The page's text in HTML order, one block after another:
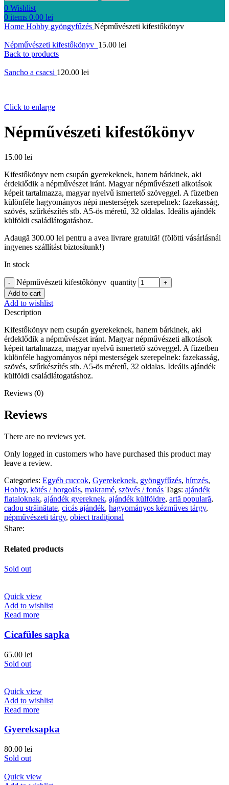
0 Wishlist
0 items 0.00 lei
Home Hobby gyöngyfűzés Népművészeti kifestőkönyv
Népművészeti kifestőkönyv 15.00 lei
Back to products
Sancho a csacsi 120.00 lei
Click to enlarge
Népművészeti kifestőkönyv
15.00 lei
Kifestőkönyv nem csupán gyerekeknek, hanem bárkinek, aki
érdeklődik a népművészet iránt. Magyar népművészeti alkotások
képeit tartalmazza, magyar nyelvű ismertető szöveggel. A füzetben
különféle hagyományos népi mesterségek szerepelnek: fazekasság,
szövés, szűrkészítés stb. A5-ös méretű, 32 oldalas. Ideális ajándék
külföldi családlátogatáshoz.
Adaugă 300.00 lei pentru a avea livrare gratuită! (fölötti vásárlásnál
ingyenes szállítást biztosítunk!)
In stock
Népművészeti kifestőkönyv quantity
Add to cart
Add to wishlist
Description
Kifestőkönyv nem csupán gyerekeknek, hanem bárkinek, aki
érdeklődik a népművészet iránt. Magyar népművészeti alkotások
képeit tartalmazza, magyar nyelvű ismertető szöveggel. A füzetben
különféle hagyományos népi mesterségek szerepelnek: fazekasság,
szövés, szűrkészítés stb. A5-ös méretű, 32 oldalas. Ideális ajándék
külföldi családlátogatáshoz.
Reviews (0)
Reviews
There are no reviews yet.
Only logged in customers who have purchased this product may
leave a review.
Categories: Egyéb cuccok, Gyerekeknek, gyöngyfűzés, hímzés,
Hobby, kötés / horgolás, makramé, szövés / fonás Tags: ajándék
fiataloknak, ajándék gyereknek, ajándék külföldre, artă populară,
cadou străinătate, cicás ajándék, hagyományos kézműves tárgy,
népművészeti tárgy, obiect tradițional
Share:
Related products
Sold out
Quick view
Add to wishlist
Read more
Cicafüles sapka
65.00 lei
Sold out
Quick view
Add to wishlist
Read more
Gyereksapka
80.00 lei
Sold out
Quick view